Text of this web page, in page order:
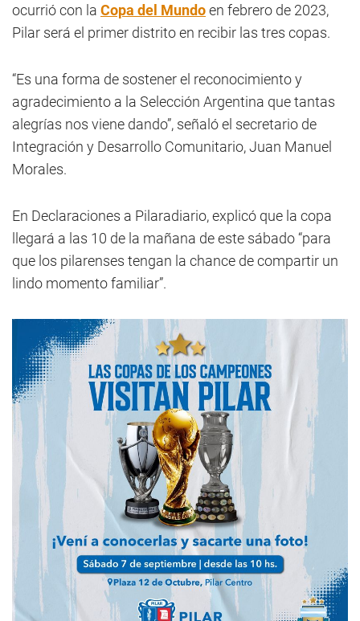
ocurrió con la Copa del Mundoen febrero de 2023,
Pilar será el primer distrito en recibir las tres copas.
“Es una forma de sostener el reconocimiento y
agradecimiento a la Selección Argentina que tantas
alegrías nos viene dando”, señaló el secretario de
Integración y Desarrollo Comunitario, Juan Manuel
Morales.
En Declaraciones a Pilaradiario, explicó que la copa
llegará a las 10 de la mañana de este sábado “para
que los pilarenses tengan la chance de compartir un
lindo momento familiar”.